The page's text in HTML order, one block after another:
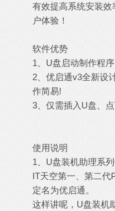
有效提高系统安装
户体验！
软件优势
1、U盘启动制作程序
2、优启通v3全新设
作简易!
3、仅需插入U盘、
使用说明
1、U盘装机助理系列
IT天空第一、第二代
定名为优启通。
这样讲呢，U盘装机